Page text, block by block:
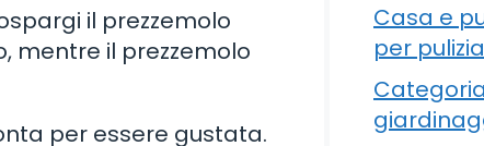
il prezzemolo
mentre il prezzemolo
per essere gustata.
Casa e
per pulizia